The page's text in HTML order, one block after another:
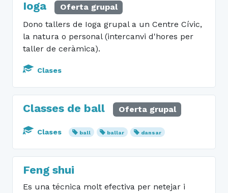
Ioga
Oferta grupal
Dono tallers de Ioga grupal a un Centre Cívic,
la natura o personal (intercanvi d'hores per
taller de ceràmica).
Clases
Classes de ball Oferta grupal
Clases ball ballar dansar
Feng shui
Es una técnica molt efectiva per netejar i